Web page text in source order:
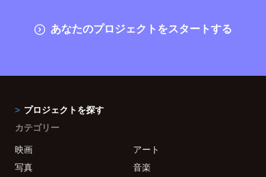
あなたのプロジェクトをスタートする
プロジェクトを探す
カテゴリー
映画
アート
写真
音楽